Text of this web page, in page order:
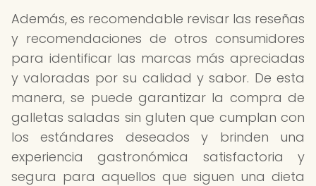
Además, es recomendable revisar las reseñas
y recomendaciones de otros consumidores
para identificar las marcas más apreciadas
y valoradas por su calidad y sabor. De esta
manera, se puede garantizar la compra de
galletas saladas sin gluten que cumplan con
los estándares deseados y brinden una
experiencia gastronómica satisfactoria y
segura para aquellos que siguen una dieta